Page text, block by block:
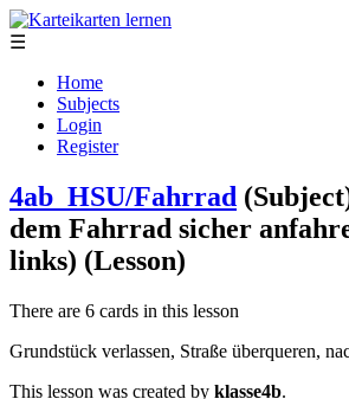
☰
Home
Subjects
Login
Register
4ab_HSU/Fahrrad
dem Fahrrad sicher
links) (Lesson)
There are 6 cards in this lesson
Grundstück verlassen, Straße überqueren,
This lesson was created by klasse4b.